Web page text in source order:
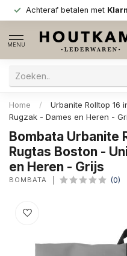
Achteraf betalen met
MENU
Home /
Urbanite Rolltop 16
Rugzak - Dames en Heren -
Bombata Urbanite
Rugtas Boston -
en Heren - Grijs
BOMBATA (0)